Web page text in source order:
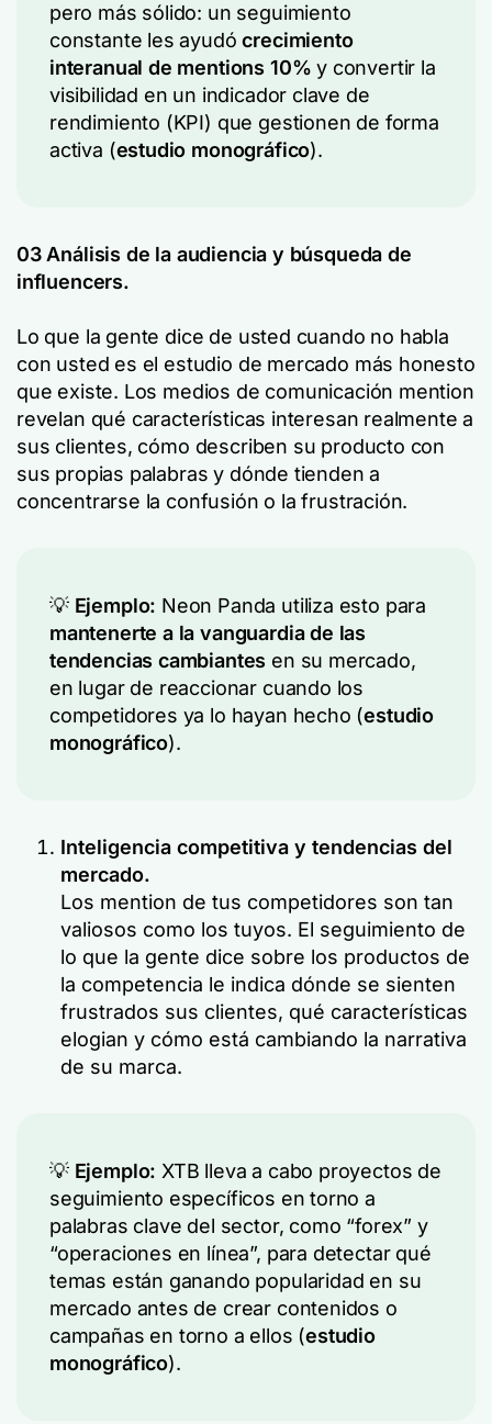
pero más sólido: un seguimiento
constante les ayudócrecimiento
interanual de mentions 10% y convertir la
visibilidad en un indicador clave de
rendimiento (KPI) que gestionen de forma
activa (estudio monográfico).
03 Análisis de la audiencia y búsqueda de
influencers.
Lo que la gente dice de usted cuando no habla
con usted es el estudio de mercado más honesto
que existe. Los medios de comunicación mention
revelan qué características interesan realmente a
sus clientes, cómo describen su producto con
sus propias palabras y dónde tienden a
concentrarse la confusión o la frustración.
💡 Ejemplo: Neon Panda utiliza esto para
mantenerte a la vanguardia de las
tendencias cambiantes en su mercado,
en lugar de reaccionar cuando los
competidores ya lo hayan hecho (estudio
monográfico).
Inteligencia competitiva y tendencias del
mercado.
Los mention de tus competidores son tan
valiosos como los tuyos. El seguimiento de
lo que la gente dice sobre los productos de
la competencia le indica dónde se sienten
frustrados sus clientes, qué características
elogian y cómo está cambiando la narrativa
de su marca.
💡 Ejemplo:XTB lleva a cabo proyectos de
seguimiento específicos en torno a
palabras clave del sector, como “forex” y
“operaciones en línea”, para detectar qué
temas están ganando popularidad en su
mercado antes de crear contenidos o
campañas en torno a ellos (estudio
monográfico).